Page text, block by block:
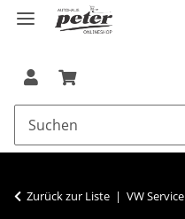
Zurück zur Liste VW Service